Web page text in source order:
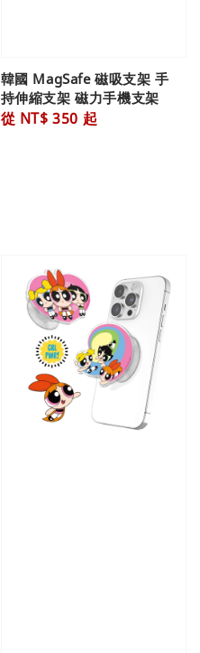
韓國 MagSafe 磁吸支架 手
持伸縮支架 磁力手機支架
Regular
從 NT$ 350 起